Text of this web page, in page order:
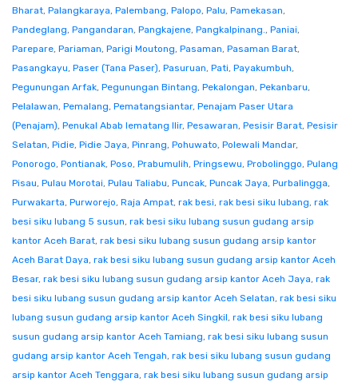
Bharat, Palangkaraya, Palembang, Palopo, Palu, Pamekasan,
Pandeglang, Pangandaran, Pangkajene, Pangkalpinang., Paniai,
Parepare, Pariaman, Parigi Moutong, Pasaman, Pasaman Barat,
Pasangkayu, Paser (Tana Paser), Pasuruan, Pati, Payakumbuh,
Pegunungan Arfak, Pegunungan Bintang, Pekalongan, Pekanbaru,
Pelalawan, Pemalang, Pematangsiantar, Penajam Paser Utara
(Penajam), Penukal Abab lematang Ilir, Pesawaran, Pesisir Barat, Pesisir
Selatan, Pidie, Pidie Jaya, Pinrang, Pohuwato, Polewali Mandar,
Ponorogo, Pontianak, Poso, Prabumulih, Pringsewu, Probolinggo, Pulang
Pisau, Pulau Morotai, Pulau Taliabu, Puncak, Puncak Jaya, Purbalingga,
Purwakarta, Purworejo, Raja Ampat, rak besi, rak besi siku lubang, rak
besi siku lubang 5 susun, rak besi siku lubang susun gudang arsip
kantor Aceh Barat, rak besi siku lubang susun gudang arsip kantor
Aceh Barat Daya, rak besi siku lubang susun gudang arsip kantor Aceh
Besar, rak besi siku lubang susun gudang arsip kantor Aceh Jaya, rak
besi siku lubang susun gudang arsip kantor Aceh Selatan, rak besi siku
lubang susun gudang arsip kantor Aceh Singkil, rak besi siku lubang
susun gudang arsip kantor Aceh Tamiang, rak besi siku lubang susun
gudang arsip kantor Aceh Tengah, rak besi siku lubang susun gudang
arsip kantor Aceh Tenggara, rak besi siku lubang susun gudang arsip